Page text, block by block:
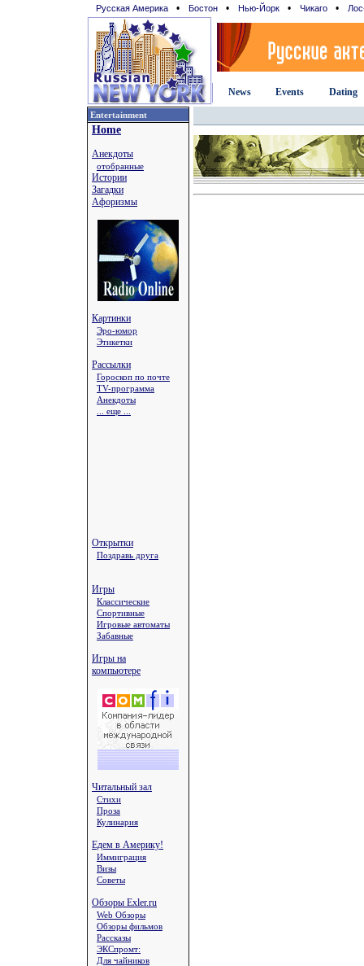
Русская Америка • Бостон • Нью-Йорк • Чикаго •
News Events Dating
Entertainment
Home
Анекдоты
отобранные
Истории
Загадки
Афоризмы
Картинки
Эро-юмор
Этикетки
Рассылки
Гороскоп по почте
TV-программа
Анекдоты
... еще ...
Открытки
Поздравь друга
Игры
Классические
Спортивные
Игровые автоматы
Забавные
Игры на
компьютере
Читальный зал
Стихи
Проза
Кулинария
Едем в Америку!
Иммиграция
Визы
Советы
Обзоры Exler.ru
Web Обзоры
Обзоры фильмов
Рассказы
ЭКСпромт:
Для чайников